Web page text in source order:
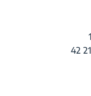
42